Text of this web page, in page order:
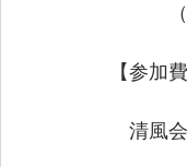
（
【参加費
清風